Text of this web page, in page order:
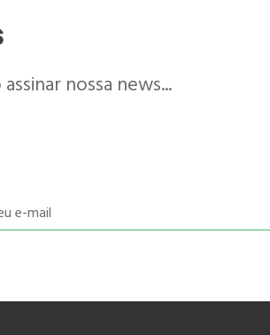
nossa news...
e-mail